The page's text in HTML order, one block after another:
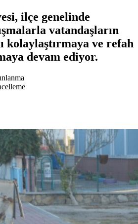
ilçe genelinde
vatandaşların
kolaylaştırmaya ve refah
devam ediyor.